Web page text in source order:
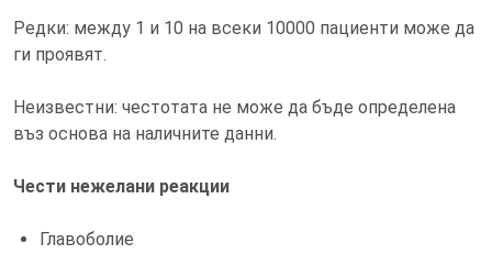
Редки: между 1 и 10 на всеки 10000 пациенти може да
ги проявят.
Неизвестни: честотата не може да бъде определена
въз основа на наличните данни.
Чести нежелани реакции
Главоболие